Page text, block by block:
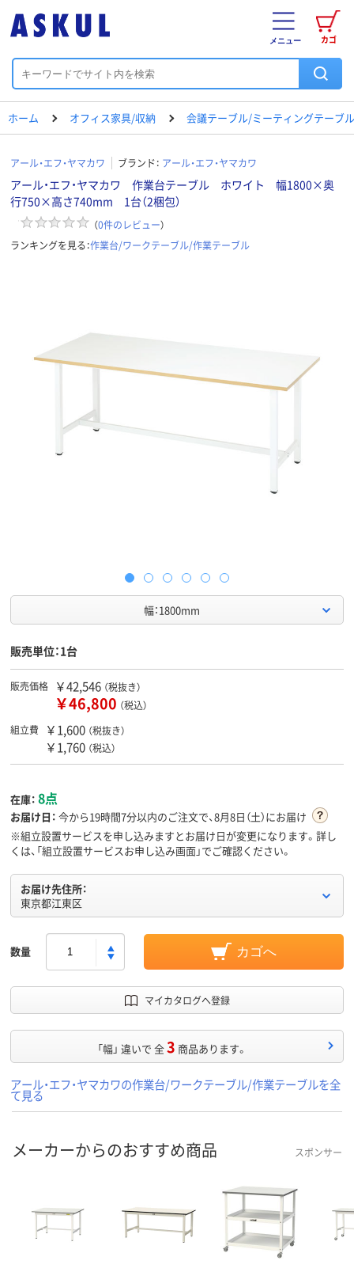
カゴ
メニュー
ホーム オフィス家具/収納 会議テーブル/ミーティングテーブル
アール・エフ・ヤマカワ ブランド： アール・エフ・ヤマカワ
アール・エフ・ヤマカワ 作業台テーブル ホワイト 幅1800×奥
行750×高さ740mm 1台（2梱包）
（0件のレビュー）
ランキングを見る：作業台/ワークテーブル/作業テーブル
幅：1800mm
販売単位：1台
販売価格 ￥42,546 （税抜き）
￥46,800 （税込）
組立費
￥1,600 （税抜き）
￥1,760 （税込）
在庫： 8点
お届け日： 今から19時間7分以内のご注文で、8月8日（土）にお届け
※組立設置サービスを申し込みますとお届け日が変更になります。詳し
くは、「組立設置サービスお申し込み画面」でご確認ください。
お届け先住所：
東京都江東区
数量 カゴへ
マイカタログへ登録
「幅」 違いで 全3 商品あります。
アール・エフ・ヤマカワの作業台/ワークテーブル/作業テーブルを全
て見る
メーカーからのおすすめ商品 スポンサー